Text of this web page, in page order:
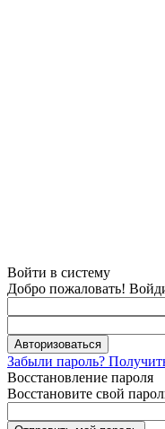
Войти в систему
Добро пожаловать!
Забыли пароль?
Восстановление пароля
Восстановите свой